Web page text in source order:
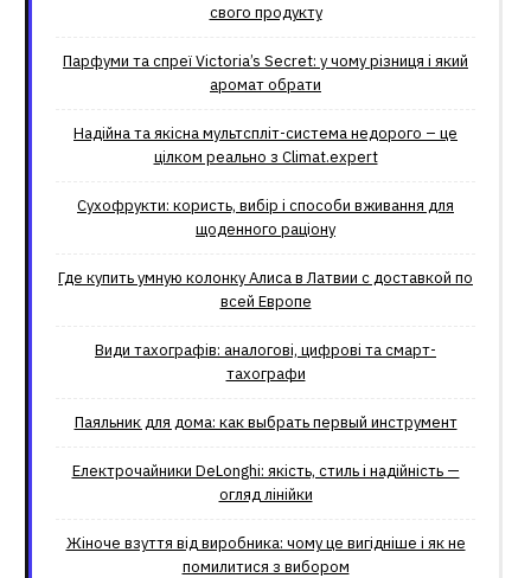
свого продукту
Парфуми та спреї Victoria’s Secret: у чому різниця і який
аромат обрати
Надійна та якісна мультспліт-система недорого – це
цілком реально з Climat.еxpert
Сухофрукти: користь, вибір і способи вживання для
щоденного раціону
Где купить умную колонку Алиса в Латвии с доставкой по
всей Европе
Види тахографів: аналогові, цифрові та смарт-
тахографи
Паяльник для дома: как выбрать первый инструмент
Електрочайники DeLonghi: якість, стиль і надійність —
огляд лінійки
Жіноче взуття від виробника: чому це вигідніше і як не
помилитися з вибором